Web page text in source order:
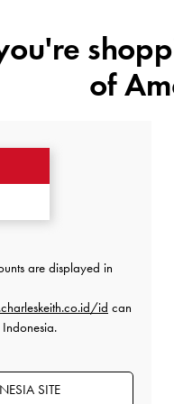
ANDA MUNGKIN
of
are displayed in
id can
SITE